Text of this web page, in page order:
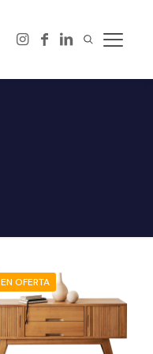
EN OFERTA